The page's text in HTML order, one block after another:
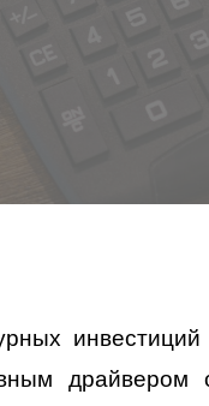
драйвером